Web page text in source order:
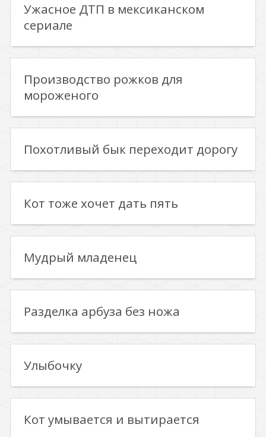
Ужасное ДТП в мексиканском
сериале
Производство рожков для
мороженого
Похотливый бык переходит дорогу
Кот тоже хочет дать пять
Мудрый младенец
Разделка арбуза без ножа
Улыбочку
Кот умывается и вытирается